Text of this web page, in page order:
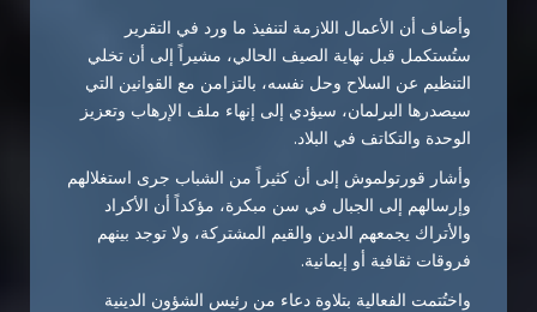
وأضاف أن الأعمال اللازمة لتنفيذ ما ورد في التقرير
ستُستكمل قبل نهاية الصيف الحالي، مشيراً إلى أن تخلي
التنظيم عن السلاح وحل نفسه، بالتزامن مع القوانين التي
سيصدرها البرلمان، سيؤدي إلى إنهاء ملف الإرهاب وتعزيز
الوحدة والتكاتف في البلاد.
وأشار قورتولموش إلى أن كثيراً من الشباب جرى استغلالهم
وإرسالهم إلى الجبال في سن مبكرة، مؤكداً أن الأكراد
والأتراك يجمعهم الدين والقيم المشتركة، ولا توجد بينهم
فروقات ثقافية أو إيمانية.
واختُتمت الفعالية بتلاوة دعاء من رئيس الشؤون الدينية